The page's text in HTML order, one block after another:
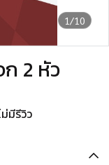
1/10
2 หัว
มีรีวิว